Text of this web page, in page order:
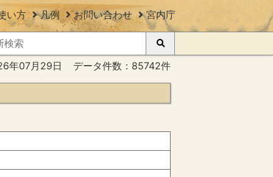
い方 凡例 お問い合わせ 宮内庁
年07月29日 データ件数：85742件